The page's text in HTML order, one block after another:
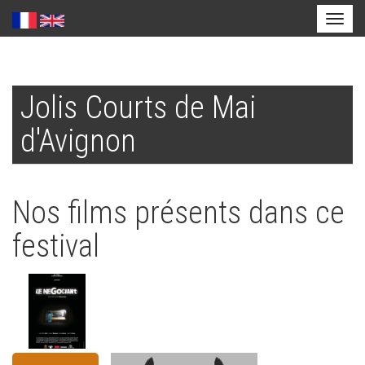
contenu
principal
Jolis Courts de Mai
d'Avignon
Nos films présents dans ce
festival